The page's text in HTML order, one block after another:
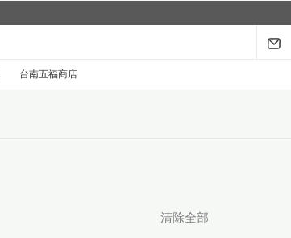
台南五福商店
清除全部